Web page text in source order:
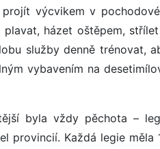
výcvikem v
házet oštěpem,
služby denně trénovat,
vybavením na
byla vždy pěchota –
provincií. Každá legie měla